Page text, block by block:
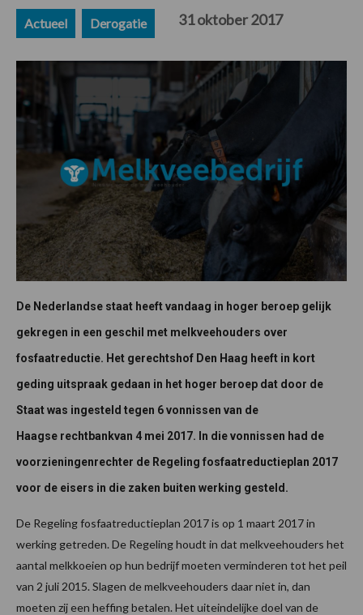
Actueel Derogatie 31 oktober 2017
De Nederlandse staat heeft vandaag in hoger beroep gelijk
gekregen in een geschil met melkveehouders over
fosfaatreductie. Het gerechtshof Den Haag heeft in kort
geding uitspraak gedaan in het hoger beroep dat door de
Staat was ingesteld tegen 6 vonnissen van de
Haagse rechtbankvan 4 mei 2017. In die vonnissen had de
voorzieningenrechter de Regeling fosfaatreductieplan 2017
voor de eisers in die zaken buiten werking gesteld.
De Regeling fosfaatreductieplan 2017 is op 1 maart 2017 in
werking getreden. De Regeling houdt in dat melkveehouders het
aantal melkkoeien op hun bedrijf moeten verminderen tot het peil
van 2 juli 2015. Slagen de melkveehouders daar niet in, dan
moeten zij een heffing betalen. Het uiteindelijke doel van de